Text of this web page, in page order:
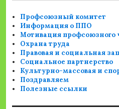
Профсоюзный комитет
Информация о ППО
Мотивация профсоюзного
Охрана труда
Правовая и социальная
Социальное партнерство
Культурно-массовая и
Поздравляем
Полезные ссылки